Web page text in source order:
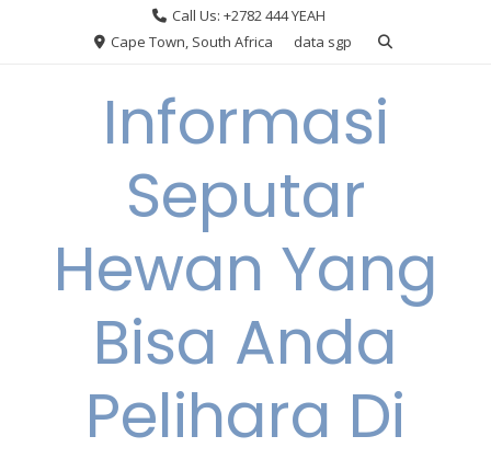
Call Us: +2782 444 YEAH
Cape Town, South Africa
data sgp
Informasi
Seputar
Hewan Yang
Bisa Anda
Pelihara Di